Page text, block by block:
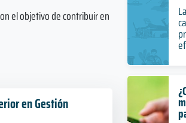
el objetivo de contribuir en
en Gestión